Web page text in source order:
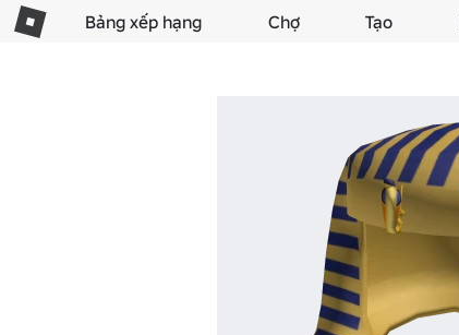
Bảng xếp hạng Chợ Tạo